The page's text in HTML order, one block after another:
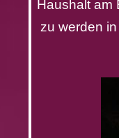
Haushalt am
zu werden